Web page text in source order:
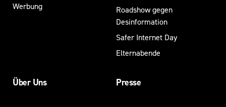
Werbung
Roadshow gegen
Desinformation
Safer Internet Day
Elternabende
Über Uns Presse